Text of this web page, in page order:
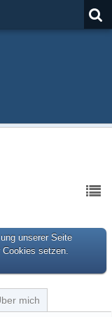
unserer Seite
setzen.
mich